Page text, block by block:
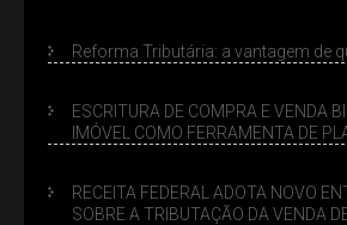
Reforma Tributária: a vantagem de
ESCRITURA DE COMPRA E VENDA
IMÓVEL COMO FERRAMENTA DE
RECEITA FEDERAL ADOTA NOVO
SOBRE A TRIBUTAÇÃO DA VENDA